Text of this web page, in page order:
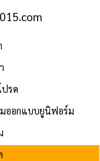
ปรด
ออกแบบยูนิฟอร์ม